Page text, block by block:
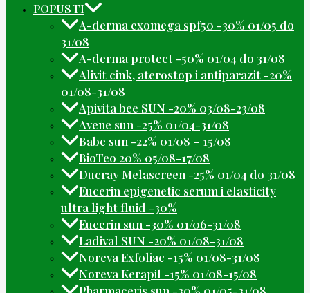
POPUSTI
A-derma exomega spf50 -30% 01/05 do
31/08
A-derma protect -50% 01/04 do 31/08
Alivit cink, aterostop i antiparazit -20%
01/08-31/08
Apivita bee SUN -20% 03/08-23/08
Avene sun -25% 01/04-31/08
Babe sun -22% 01/08 – 15/08
BioTeo 20% 05/08-17/08
Ducray Melascreen -25% 01/04 do 31/08
Eucerin epigenetic serum i elasticity
ultra light fluid -30%
Eucerin sun -30% 01/06-31/08
Ladival SUN -20% 01/08-31/08
Noreva Exfoliac -15% 01/08-31/08
Noreva Kerapil -15% 01/08-15/08